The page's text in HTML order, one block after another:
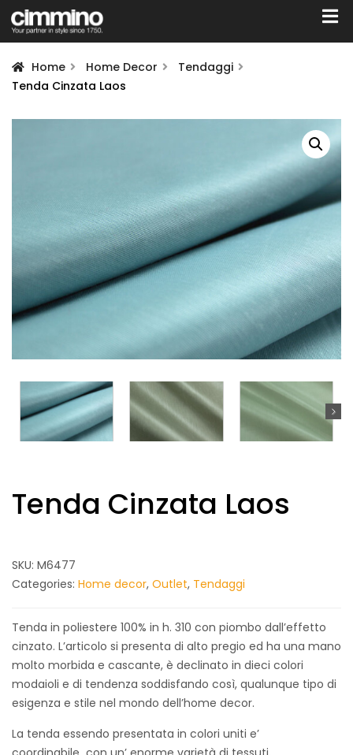
Home Home Decor
Tendaggi
Tenda Cinzata Laos
Tenda Cinzata Laos
SKU: M6477
Categories: Home decor, Outlet, Tendaggi
Tenda in poliestere 100% in h. 310 con piombo dall’effetto
cinzato. L’articolo si presenta di alto pregio ed ha una mano
molto morbida e cascante, è declinato in dieci colori
modaioli e di tendenza soddisfando così, qualunque tipo di
esigenza e stile nel mondo dell’home decor.
La tenda essendo presentata in colori uniti e’